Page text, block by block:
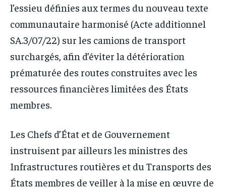
l’essieu définies aux termes du nouveau texte
communautaire harmonisé (Acte additionnel
SA.3/07/22) sur les camions de transport
surchargés, afin d’éviter la détérioration
prématurée des routes construites avec les
ressources financières limitées des États
membres.
Les Chefs d’État et de Gouvernement
instruisent par ailleurs les ministres des
Infrastructures routières et du Transports des
États membres de veiller à la mise en œuvre de